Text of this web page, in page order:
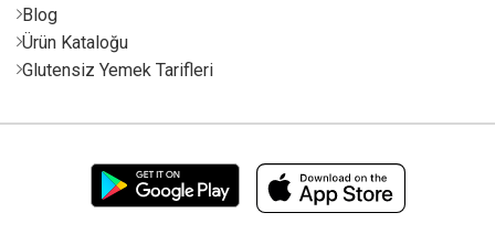
Blog
Ürün Kataloğu
Glutensiz Yemek Tarifleri